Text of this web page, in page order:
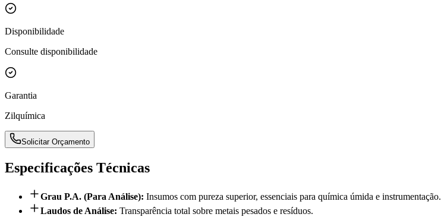
Disponibilidade
Consulte disponibilidade
Garantia
Zilquímica
Solicitar Orçamento
Especificações Técnicas
Grau P.A. (Para Análise): Insumos com pureza superior, essenciais para química úmida e instrumentação.
Laudos de Análise: Transparência total sobre metais pesados e resíduos.